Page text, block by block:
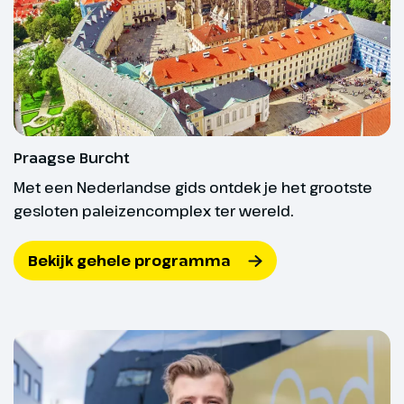
Praagse Burcht
Met een Nederlandse gids ontdek je het grootste
gesloten paleizencomplex ter wereld.
Bekijk gehele programma
dinerpakket bij te boeken).
Hoogtepunt
Boheems Paradijs